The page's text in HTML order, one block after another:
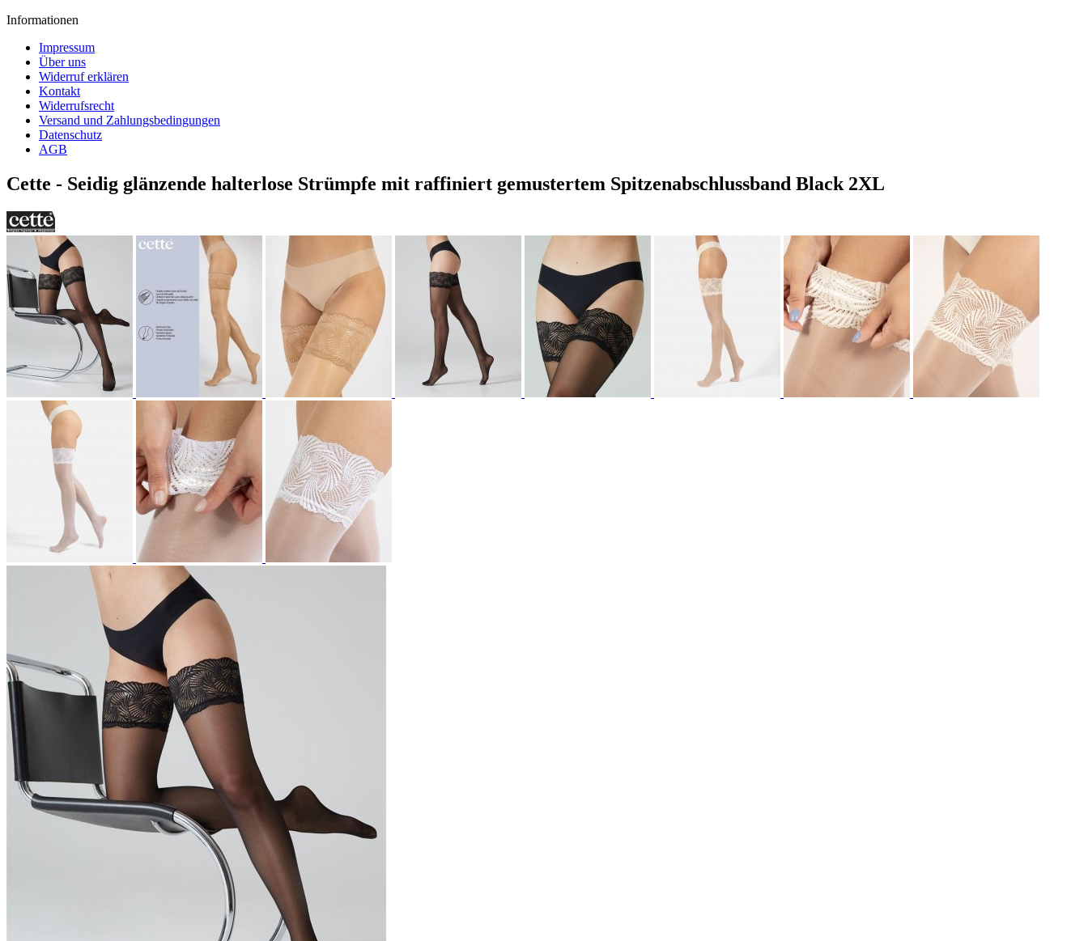
Informationen
Impressum
Über uns
Widerruf erklären
Kontakt
Widerrufsrecht
Versand und Zahlungsbedingungen
Datenschutz
AGB
Cette - Seidig glänzende halterlose Strümpfe mit raffiniert gemustertem Spitzenabschlussband Black 2XL